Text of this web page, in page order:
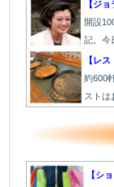
【ジ
開設
記。今
【レ
約600
ストは
【シ